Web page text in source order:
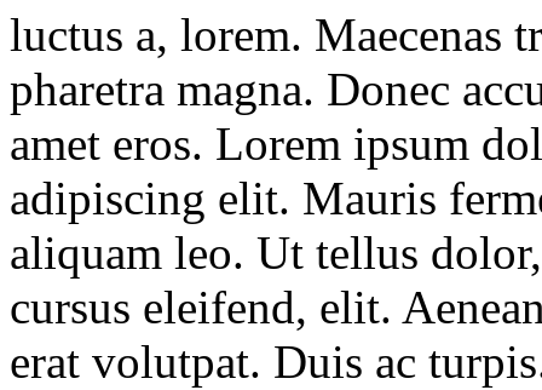
luctus a, lorem. Maecenas
pharetra magna. Donec
amet eros. Lorem ipsum
adipiscing elit. Mauris
aliquam leo. Ut tellus
cursus eleifend, elit.
erat volutpat. Duis ac